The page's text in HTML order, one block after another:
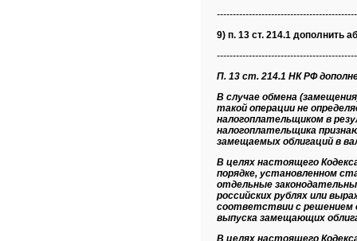
9) п. 13 ст. 214.1 дополнить
П. 13 ст. 214.1 НК РФ
В случае обмена
такой операции не
налогоплательщиком в
налогоплательщика
замещаемых облигаций в
В целях настоящего
порядке, установленном
отдельные
российских рублях или
соответствии с решением
выпуска замещающих
В целях настоящего